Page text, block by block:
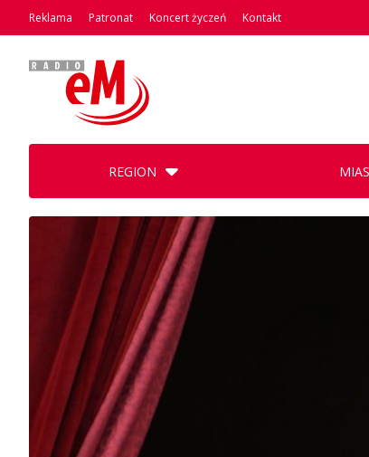
Reklama Patronat Koncert życzeń Kontakt
REGION